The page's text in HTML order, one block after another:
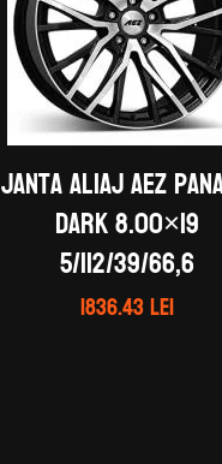
Janta aliaj AEZ
dark 8.00×19
5/112/39/66,6
1836.43lei